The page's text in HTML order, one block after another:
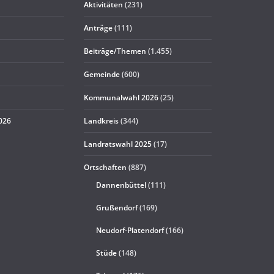
Aktivitäten (231)
Anträge(111)
Beiträge/Themen (1.455)
Gemeinde(600)
Kommunalwahl 2026(25)
Landkreis(344)
Landratswahl 2025(17)
Ortschaften (887)
Dannenbüttel(111)
Grußendorf(169)
Neudorf-Platendorf(166)
Stüde(148)